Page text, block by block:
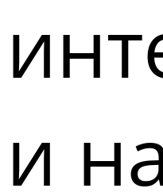
и